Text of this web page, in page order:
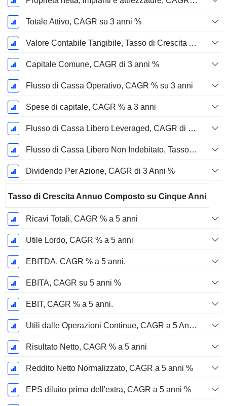
Totale Attivo, CAGR su 3 anni %
Valore Contabile Tangibile, Tasso di Crescita Annuo Composto su 3 anni %
Capitale Comune, CAGR di 3 anni %
Flusso di Cassa Operativo, CAGR % su 3 anni
Spese di capitale, CAGR % a 3 anni
Flusso di Cassa Libero Leveraged, CAGR di 3 Anni %
Flusso di Cassa Libero Non Indebitato, Tasso di Crescita Annuo Composto su 3 Anni %
Dividendo Per Azione, CAGR di 3 Anni %
Tasso di Crescita Annuo Composto su Cinque Anni
Ricavi Totali, CAGR % a 5 anni
Utile Lordo, CAGR % a 5 anni
EBITDA, CAGR % a 5 anni.
EBITA, CAGR su 5 anni %
EBIT, CAGR % a 5 anni.
Utili dalle Operazioni Continue, CAGR a 5 Anni %
Risultato Netto, CAGR % a 5 anni
Reddito Netto Normalizzato, CAGR a 5 anni %
EPS diluito prima dell'extra, CAGR a 5 anni %